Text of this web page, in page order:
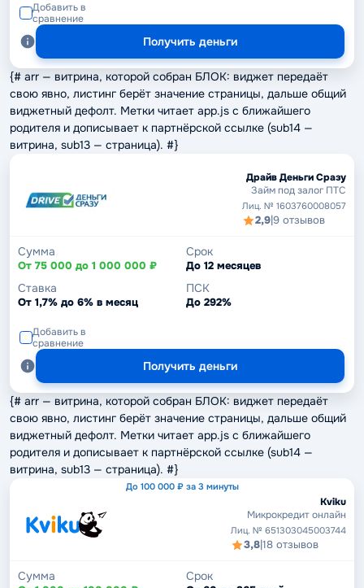
Добавить в
сравнение
Получить деньги
{# arr — витрина, которой собран БЛОК: виджет передаёт
свою явно, листинг берёт значение страницы, дальше общий
виджетный дефолт. Метки читает app.js с ближайшего
родителя и дописывает к партнёрской ссылке (sub14 —
витрина, sub13 — страница). #}
Драйв Деньги Сразу
Займ под залог ПТС
Лиц. № 1603760008057
2,9|9 отзывов
Сумма
От 75 000 до 1 000 000 ₽
Срок
До 12 месяцев
Ставка
От 1,7% до 6% в месяц
ПСК
До 292%
Добавить в
сравнение
Получить деньги
{# arr — витрина, которой собран БЛОК: виджет передаёт
свою явно, листинг берёт значение страницы, дальше общий
виджетный дефолт. Метки читает app.js с ближайшего
родителя и дописывает к партнёрской ссылке (sub14 —
витрина, sub13 — страница). #}
До 100 000 ₽ за 3 минуты
Kviku
Микрокредит онлайн
Лиц. № 651303045003744
3,8|18 отзывов
Сумма Срок